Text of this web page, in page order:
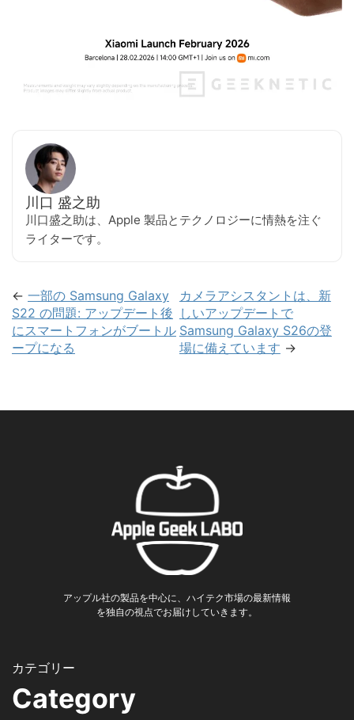
川口 盛之助
川口盛之助は、Apple 製品とテクノロジーに情熱を注ぐ
ライターです。
← 一部の Samsung Galaxy
S22 の問題: アップデート後
にスマートフォンがブートル
ープになる
カメラアシスタントは、新
しいアップデートで
Samsung Galaxy S26の登
場に備えています →
アップル社の製品を中心に、ハイテク市場の最新情報
を独自の視点でお届けしていきます。
Category